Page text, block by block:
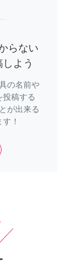
らない
よう
の名前や
投稿する
が出来る
！